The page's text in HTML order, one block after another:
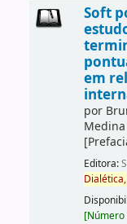
Soft
em
por
Medina
Editora:
Dialética,
[Número